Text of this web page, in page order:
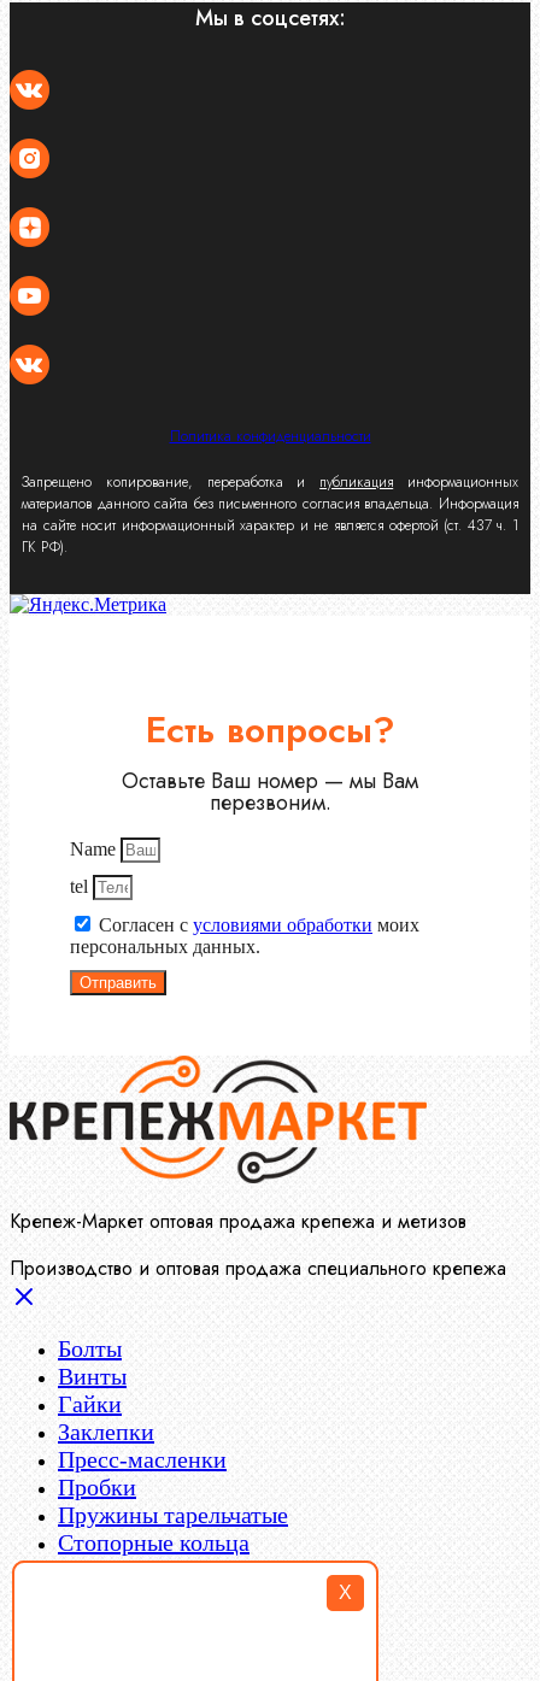
X
Мы в соцсетях:
Политика конфиденциальности
Запрещено копирование, переработка и публикация информационных
материалов данного сайта без письменного согласия владельца. Информация
на сайте носит информационный характер и не является офертой (ст. 437 ч. 1
ГК РФ).
Есть вопросы?
Оставьте Ваш номер — мы Вам
перезвоним.
Name
tel
Согласен с условиями обработки моих
персональных данных.
Отправить
Крепеж-Маркет оптовая продажа крепежа и метизов
Производство и оптовая продажа специального крепежа
Болты
Винты
Гайки
Заклепки
Пресс-масленки
Пробки
Пружины тарельчатые
Стопорные кольца
Такелаж